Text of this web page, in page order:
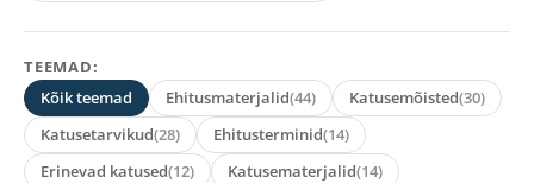
TEEMAD:
Kõik teemad
Ehitusmaterjalid(44) Katusemõisted(30)
Katusetarvikud(28) Ehitusterminid(14)
Erinevad katused(12) Katusematerjalid(14)